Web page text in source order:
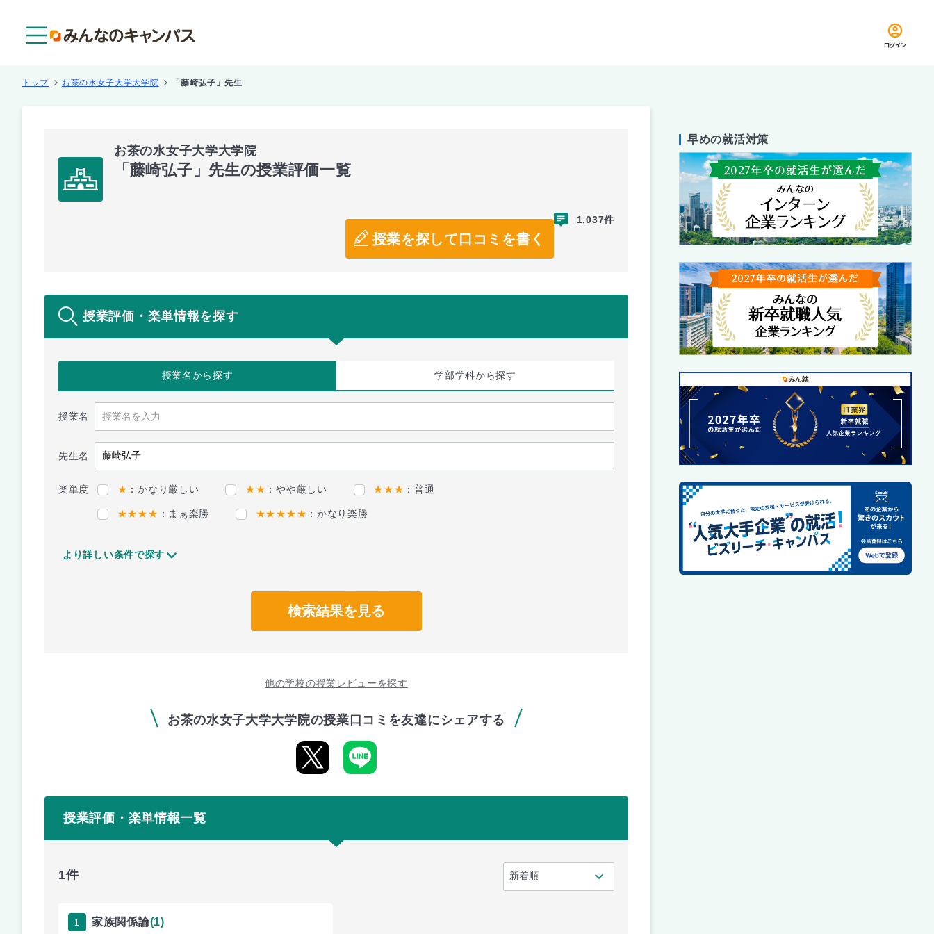
ログイン
トップ お茶の水女子大学大学院 「藤崎弘子」先生
お茶の水女子大学大学院
「藤崎弘子」先生の授業評価一覧
授業を探して口コミを書く
1,037件
授業評価・楽単情報を探す
授業名から探す 学部学科から探す
授業名
先生名
楽単度 ★ ：かなり厳しい ★★ ：やや厳しい ★★★ ：普通
★★★★ ：まぁ楽勝 ★★★★★ ：かなり楽勝
より詳しい条件で探す
検索結果を見る
他の学校の授業レビューを探す
お茶の水女子大学大学院の授業口コミを友達にシェアする
授業評価・楽単情報一覧
1件
1 家族関係論(1)
早めの就活対策